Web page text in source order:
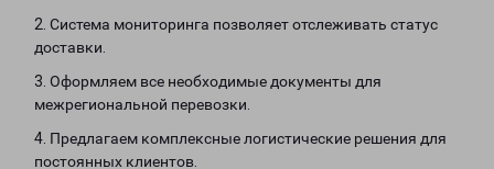
2. Система мониторинга позволяет отслеживать статус
доставки.
3. Оформляем все необходимые документы для
межрегиональной перевозки.
4. Предлагаем комплексные логистические решения для
постоянных клиентов.